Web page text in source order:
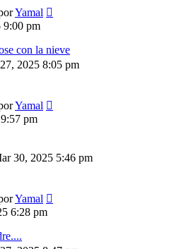
Yamal
9:00 pm
con la nieve
2025 8:05 pm
Yamal
pm
30, 2025 5:46 pm
Yamal
6:28 pm